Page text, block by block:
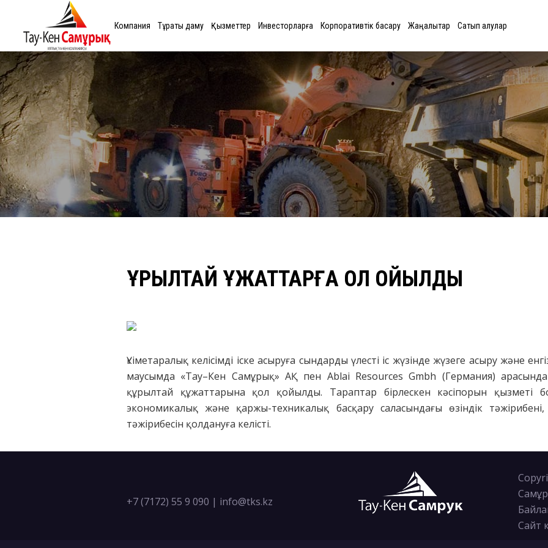
Компания Тұрақты даму Қызметтер Инвесторларға Корпоративтік басқару Жаңалықтар Сатып алулар
ҚҰРЫЛТАЙ ҚҰЖАТТАРҒА ҚОЛ ҚОЙЫЛДЫ
Үкіметаралық келісімді іске асыруға сындарды үлесті іс жүзінде жүзеге асыру және
маусымда «Тау–Кен Самұрық» АҚ пен Ablai Resources Gmbh (Германия)
құрылтай құжаттарына қол қойылды. Тараптар бірлескен кәсіпорын қызметі
экономикалық және қаржы-техникалық басқару саласындағы өзіндік
тәжірибесін қолдануға келісті.
+7 (7172) 55 9 090 | info@tks.kz
Сайт